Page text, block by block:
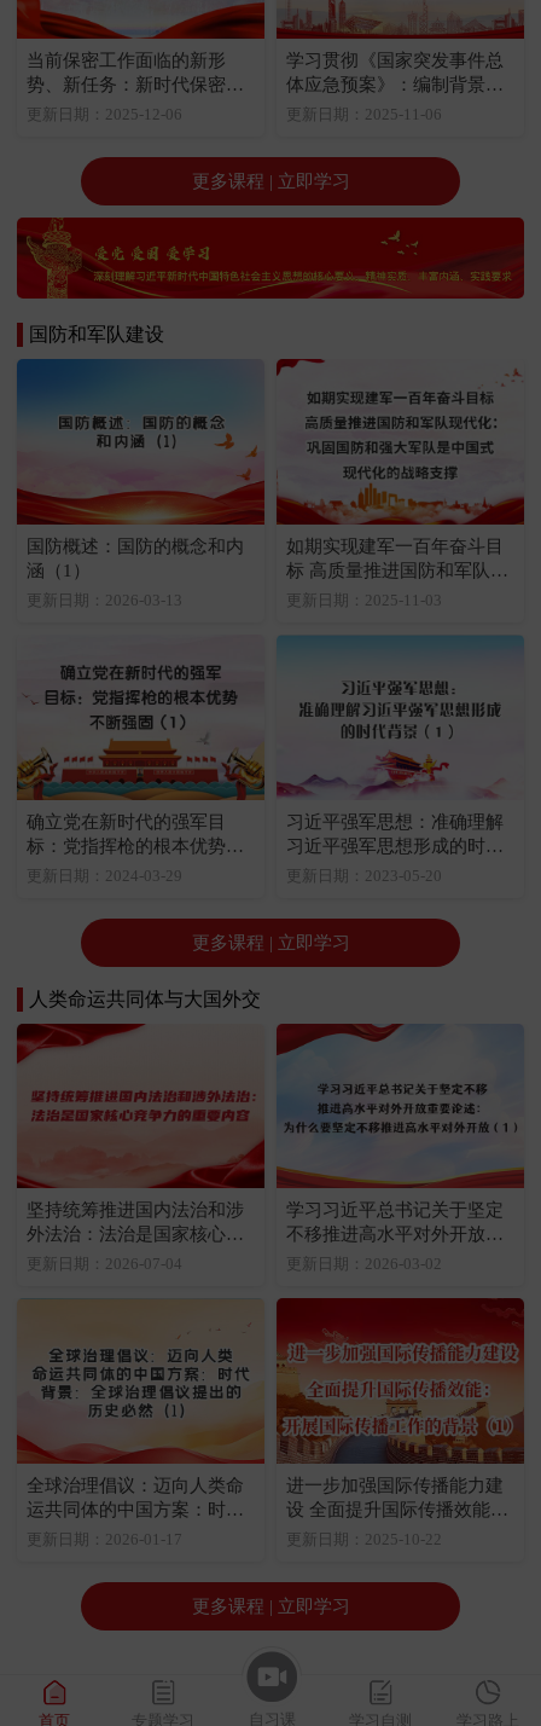
首页 专题学习 自习课 学习自测 学习路上
当前保密工作面临的新形
势、新任务：新时代保密工
作面临的形势（1）
更新日期：2025-12-06
学习贯彻《国家突发事件总
体应急预案》：编制背景和
要点（1）
更新日期：2025-11-06
更多课程 | 立即学习
国防和军队建设
国防概述：国防的概念和内
涵（1）
更新日期：2026-03-13
如期实现建军一百年奋斗目
标 高质量推进国防和军队现
代化：巩固国防和强大军队
更新日期：2025-11-03
确立党在新时代的强军目
标：党指挥枪的根本优势不
断强固（1）
更新日期：2024-03-29
习近平强军思想：准确理解
习近平强军思想形成的时代
背景（1）
更新日期：2023-05-20
更多课程 | 立即学习
人类命运共同体与大国外交
坚持统筹推进国内法治和涉
外法治：法治是国家核心竞
争力的重要内容
更新日期：2026-07-04
学习习近平总书记关于坚定
不移推进高水平对外开放重
要论述：为什么要坚定不移
更新日期：2026-03-02
全球治理倡议：迈向人类命
运共同体的中国方案：时代
背景：全球治理倡议提出的
更新日期：2026-01-17
进一步加强国际传播能力建
设 全面提升国际传播效能：
开展国际传播工作的背景
更新日期：2025-10-22
更多课程 | 立即学习